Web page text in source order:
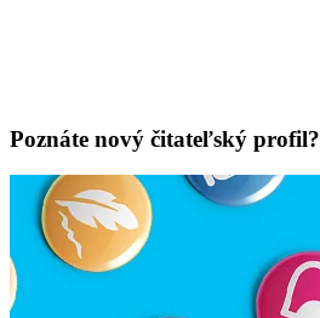
Poznáte nový čitateľský profil?